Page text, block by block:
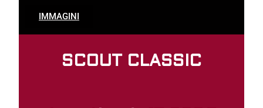
IMMAGINI
SCOUT CLASSIC